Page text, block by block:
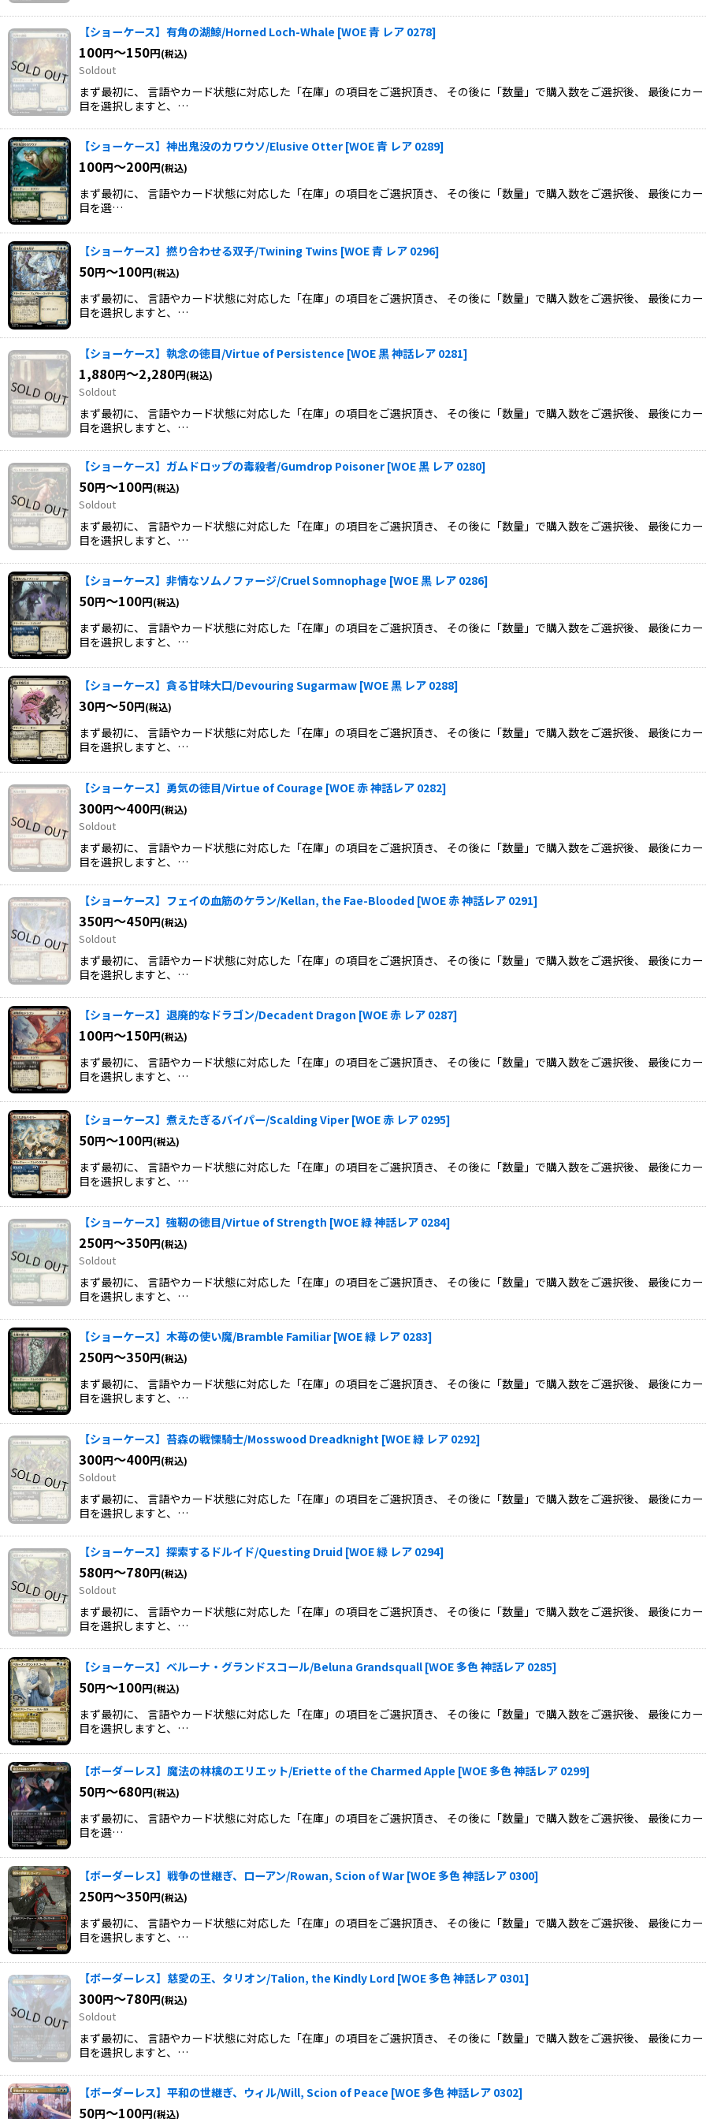
【ショーケース】有角の湖鯨/Horned Loch-Whale [WOE 青 レア 0278]
100円～150円(税込)
Soldout
まず最初に、 言語やカード状態に対応した「在庫」の項目をご選択頂き、 その後に「数量」で購入数をご選択後、 最後にカ
目を選択しますと、…
【ショーケース】神出鬼没のカワウソ/Elusive Otter [WOE 青 レア 0289]
100円～200円(税込)
まず最初に、 言語やカード状態に対応した「在庫」の項目をご選択頂き、 その後に「数量」で購入数をご選択後、 最後にカ
目を選…
【ショーケース】撚り合わせる双子/Twining Twins [WOE 青 レア 0296]
50円～100円(税込)
まず最初に、 言語やカード状態に対応した「在庫」の項目をご選択頂き、 その後に「数量」で購入数をご選択後、 最後にカ
目を選択しますと、…
【ショーケース】執念の徳目/Virtue of Persistence [WOE 黒 神話レア 0281]
1,880円～2,280円(税込)
Soldout
まず最初に、 言語やカード状態に対応した「在庫」の項目をご選択頂き、 その後に「数量」で購入数をご選択後、 最後にカ
目を選択しますと、…
【ショーケース】ガムドロップの毒殺者/Gumdrop Poisoner [WOE 黒 レア 0280]
50円～100円(税込)
Soldout
まず最初に、 言語やカード状態に対応した「在庫」の項目をご選択頂き、 その後に「数量」で購入数をご選択後、 最後にカ
目を選択しますと、…
【ショーケース】非情なソムノファージ/Cruel Somnophage [WOE 黒 レア 0286]
50円～100円(税込)
まず最初に、 言語やカード状態に対応した「在庫」の項目をご選択頂き、 その後に「数量」で購入数をご選択後、 最後にカ
目を選択しますと、…
【ショーケース】貪る甘味大口/Devouring Sugarmaw [WOE 黒 レア 0288]
30円～50円(税込)
まず最初に、 言語やカード状態に対応した「在庫」の項目をご選択頂き、 その後に「数量」で購入数をご選択後、 最後にカ
目を選択しますと、…
【ショーケース】勇気の徳目/Virtue of Courage [WOE 赤 神話レア 0282]
300円～400円(税込)
Soldout
まず最初に、 言語やカード状態に対応した「在庫」の項目をご選択頂き、 その後に「数量」で購入数をご選択後、 最後にカ
目を選択しますと、…
【ショーケース】フェイの血筋のケラン/Kellan, the Fae-Blooded [WOE 赤 神話レア 0291]
350円～450円(税込)
Soldout
まず最初に、 言語やカード状態に対応した「在庫」の項目をご選択頂き、 その後に「数量」で購入数をご選択後、 最後にカ
目を選択しますと、…
【ショーケース】退廃的なドラゴン/Decadent Dragon [WOE 赤 レア 0287]
100円～150円(税込)
まず最初に、 言語やカード状態に対応した「在庫」の項目をご選択頂き、 その後に「数量」で購入数をご選択後、 最後にカ
目を選択しますと、…
【ショーケース】煮えたぎるバイパー/Scalding Viper [WOE 赤 レア 0295]
50円～100円(税込)
まず最初に、 言語やカード状態に対応した「在庫」の項目をご選択頂き、 その後に「数量」で購入数をご選択後、 最後にカ
目を選択しますと、…
【ショーケース】強靭の徳目/Virtue of Strength [WOE 緑 神話レア 0284]
250円～350円(税込)
Soldout
まず最初に、 言語やカード状態に対応した「在庫」の項目をご選択頂き、 その後に「数量」で購入数をご選択後、 最後にカ
目を選択しますと、…
【ショーケース】木苺の使い魔/Bramble Familiar [WOE 緑 レア 0283]
250円～350円(税込)
まず最初に、 言語やカード状態に対応した「在庫」の項目をご選択頂き、 その後に「数量」で購入数をご選択後、 最後にカ
目を選択しますと、…
【ショーケース】苔森の戦慄騎士/Mosswood Dreadknight [WOE 緑 レア 0292]
300円～400円(税込)
Soldout
まず最初に、 言語やカード状態に対応した「在庫」の項目をご選択頂き、 その後に「数量」で購入数をご選択後、 最後にカ
目を選択しますと、…
【ショーケース】探索するドルイド/Questing Druid [WOE 緑 レア 0294]
580円～780円(税込)
Soldout
まず最初に、 言語やカード状態に対応した「在庫」の項目をご選択頂き、 その後に「数量」で購入数をご選択後、 最後にカ
目を選択しますと、…
【ショーケース】ベルーナ・グランドスコール/Beluna Grandsquall [WOE 多色 神話レア 0285]
50円～100円(税込)
まず最初に、 言語やカード状態に対応した「在庫」の項目をご選択頂き、 その後に「数量」で購入数をご選択後、 最後にカ
目を選択しますと、…
【ボーダーレス】魔法の林檎のエリエット/Eriette of the Charmed Apple [WOE 多色 神話レア 0299]
50円～680円(税込)
まず最初に、 言語やカード状態に対応した「在庫」の項目をご選択頂き、 その後に「数量」で購入数をご選択後、 最後にカ
目を選…
【ボーダーレス】戦争の世継ぎ、ローアン/Rowan, Scion of War [WOE 多色 神話レア 0300]
250円～350円(税込)
まず最初に、 言語やカード状態に対応した「在庫」の項目をご選択頂き、 その後に「数量」で購入数をご選択後、 最後にカ
目を選択しますと、…
【ボーダーレス】慈愛の王、タリオン/Talion, the Kindly Lord [WOE 多色 神話レア 0301]
300円～780円(税込)
Soldout
まず最初に、 言語やカード状態に対応した「在庫」の項目をご選択頂き、 その後に「数量」で購入数をご選択後、 最後にカ
目を選択しますと、…
【ボーダーレス】平和の世継ぎ、ウィル/Will, Scion of Peace [WOE 多色 神話レア 0302]
50円～100円(税込)